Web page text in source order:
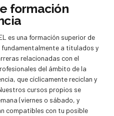
formación
es una formación superior de
a titulados y
relacionadas con el
del ámbito de la
que cíclicamente reciclan y
cursos propios se
(viernes o sábado, y
compatibles con tu posible